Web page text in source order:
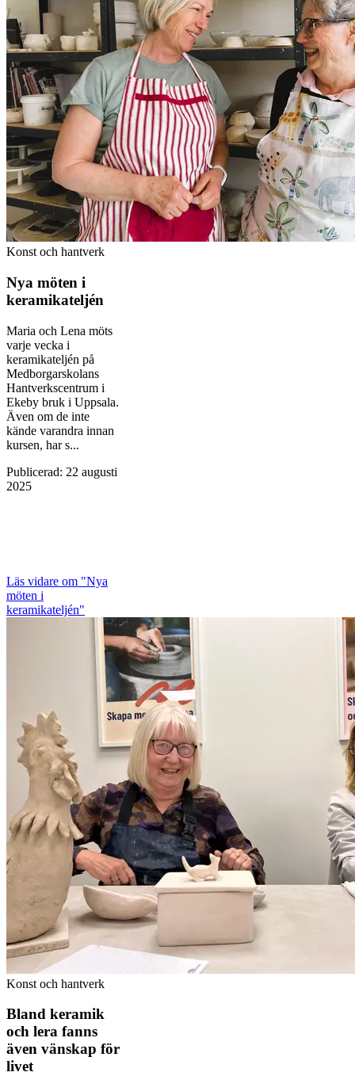
Konst och hantverk
Nya möten i
keramikateljén
Maria och Lena möts
varje vecka i
keramikateljén på
Medborgarskolans
Hantverkscentrum i
Ekeby bruk i Uppsala.
Även om de inte
kände varandra innan
kursen, har s...
Publicerad: 22 augusti
2025
Läs vidare om "Nya
möten i
keramikateljén"
Konst och hantverk
Bland keramik
och lera fanns
även vänskap för
livet